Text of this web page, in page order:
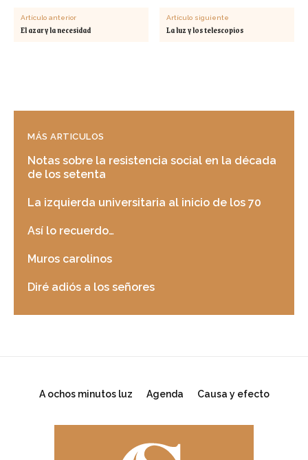
Artículo anterior
El azar y la necesidad
Artículo siguiente
La luz y los telescopios
MÁS ARTICULOS
Notas sobre la resistencia social en la década
de los setenta
La izquierda universitaria al inicio de los 70
Así lo recuerdo…
Muros carolinos
Diré adiós a los señores
A ochos minutos luz Agenda Causa y efecto